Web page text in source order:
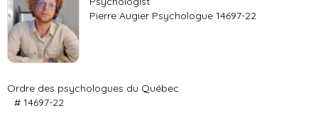
Pierre Augier Psychologue 14697-22
Ordre des psychologues du Québec
# 14697-22